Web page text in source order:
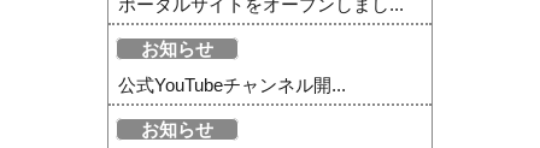
お知らせ
公式YouTubeチャンネル開...
お知らせ